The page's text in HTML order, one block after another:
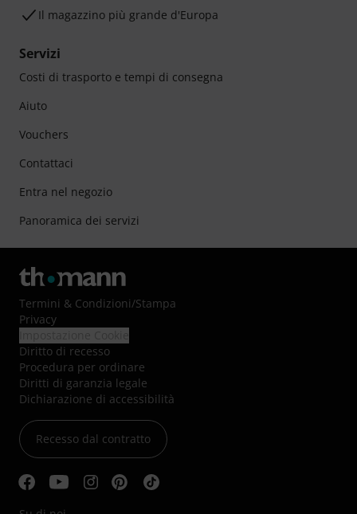
Il magazzino più grande d'Europa
Servizi
Costi di trasporto e tempi di consegna
Aiuto
Vouchers
Contattaci
Entra nel negozio
Panoramica dei servizi
Termini & Condizioni/Stampa
Privacy
Diritto di recesso
Procedura per ordinare
Diritti di garanzia legale
Dichiarazione di accessibilità
Recesso dal contratto